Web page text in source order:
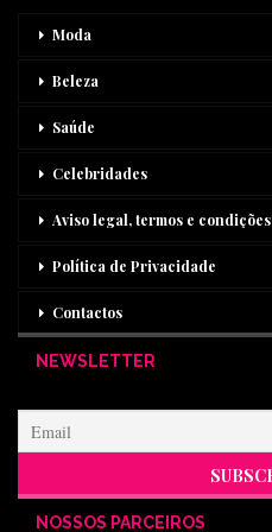
Moda
Beleza
Saúde
Celebridades
Aviso legal, termos e condições
Política de Privacidade
Contactos
NEWSLETTER
NOSSOS PARCEIROS